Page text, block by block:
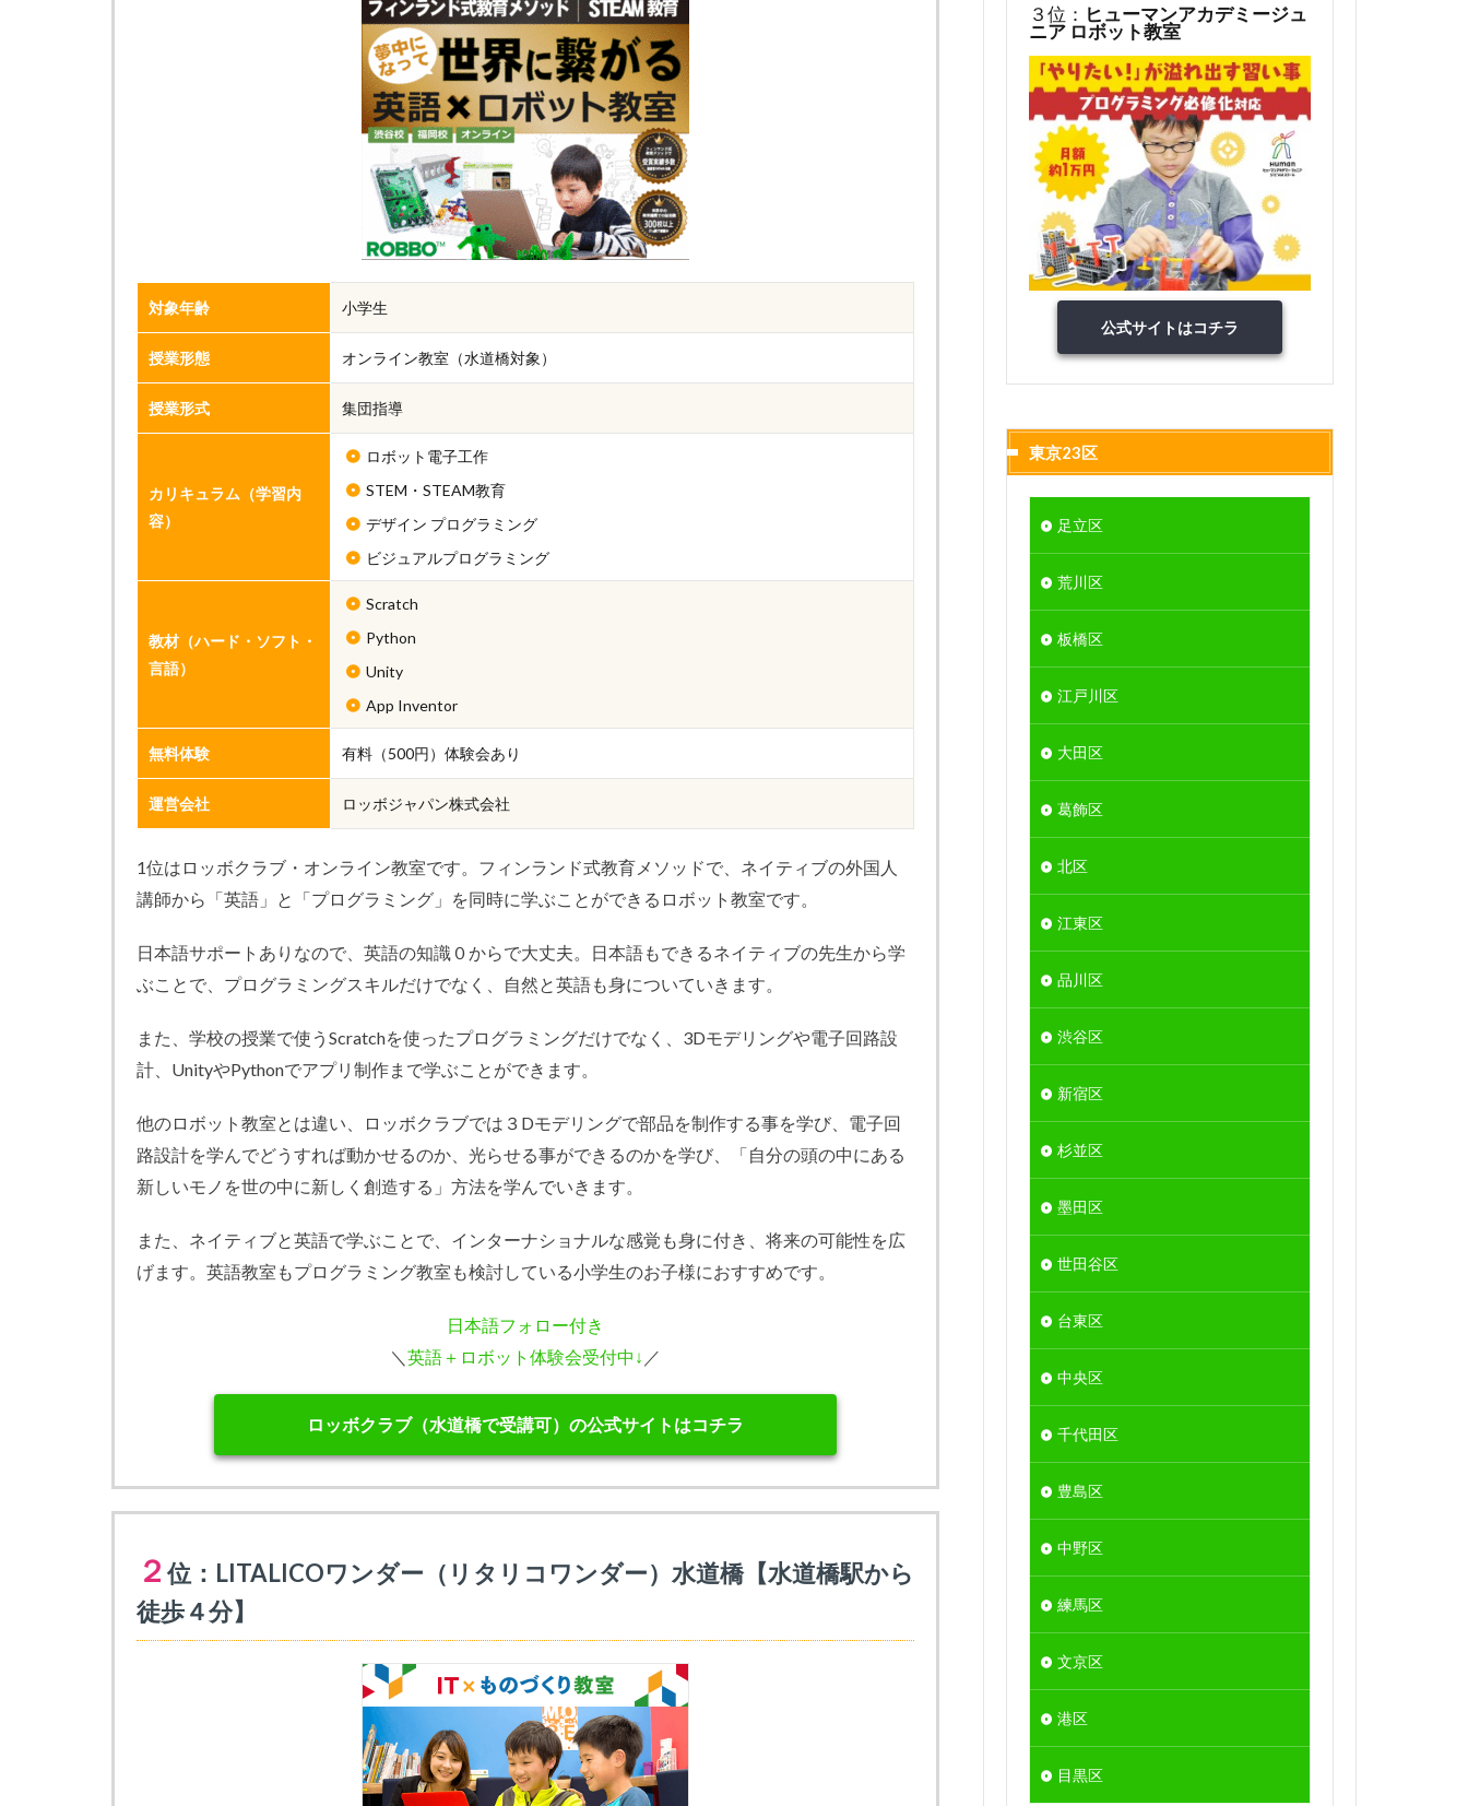
対象年齢 小学生
授業形態 オンライン教室（水道橋対象）
授業形式 集団指導
カリキュラム（学習内
容）
ロボット電子工作
STEM・STEAM教育
デザイン プログラミング
ビジュアルプログラミング
教材（ハード・ソフト・
言語）
Scratch
Python
Unity
App Inventor
無料体験 有料（500円）体験会あり
運営会社 ロッボジャパン株式会社
1位はロッボクラブ・オンライン教室です。フィンランド式教育メソッドで、ネイティブの外国人
講師から「英語」と「プログラミング」を同時に学ぶことができるロボット教室です。
日本語サポートありなので、英語の知識０からで大丈夫。日本語もできるネイティブの先生から学
ぶことで、プログラミングスキルだけでなく、自然と英語も身についていきます。
また、学校の授業で使うScratchを使ったプログラミングだけでなく、3Dモデリングや電子回路設
計、UnityやPythonでアプリ制作まで学ぶことができます。
他のロボット教室とは違い、ロッボクラブでは３Dモデリングで部品を制作する事を学び、電子回
路設計を学んでどうすれば動かせるのか、光らせる事ができるのかを学び、「自分の頭の中にある
新しいモノを世の中に新しく創造する」方法を学んでいきます。
また、ネイティブと英語で学ぶことで、インターナショナルな感覚も身に付き、将来の可能性を広
げます。英語教室もプログラミング教室も検討している小学生のお子様におすすめです。
日本語フォロー付き
＼ 英語＋ロボット体験会受付中↓ ／
ロッボクラブ（水道橋で受講可）の公式サイトはコチラ
２ 位：LITALICOワンダー（リタリコワンダー）水道橋【水道橋駅から
徒歩４分】
３位： ヒューマンアカデミージュ
ニア ロボット教室
公式サイトはコチラ
東京23区
足立区
荒川区
板橋区
江戸川区
大田区
葛飾区
北区
江東区
品川区
渋谷区
新宿区
杉並区
墨田区
世田谷区
台東区
中央区
千代田区
豊島区
中野区
練馬区
文京区
港区
目黒区